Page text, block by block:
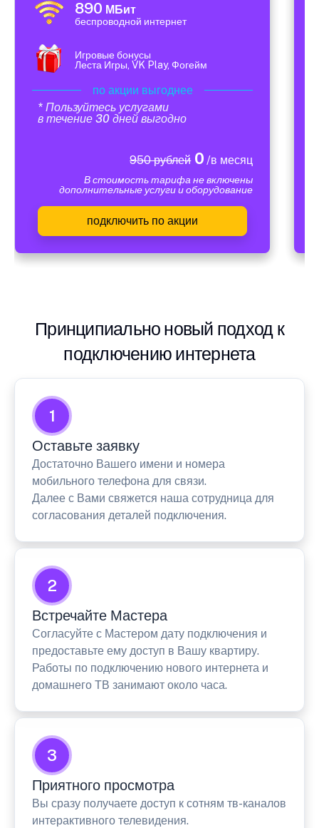
890 МБит
беспроводной интернет
Игровые бонусы
Леста Игры, VK Play, Фогейм
по акции выгоднее
* Пользуйтесь услугами
в течение 30 дней выгодно
950 рублей0 /в месяц
В стоимость тарифа не включены
дополнительные услуги и оборудование
подключить по акции
Принципиально новый подход к
подключению интернета
1
Оставьте заявку
Достаточно Вашего имени и номера
мобильного телефона для связи.
Далее с Вами свяжется наша сотрудница для
согласования деталей подключения.
2
Встречайте Мастера
Согласуйте с Мастером дату подключения и
предоставьте ему доступ в Вашу квартиру.
Работы по подключению нового интернета и
домашнего ТВ занимают около часа.
3
Приятного просмотра
Вы сразу получаете доступ к сотням тв-каналов
интерактивного телевидения.